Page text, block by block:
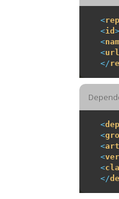
<
<id >
<
<url
</
<
<
<
<
<
</